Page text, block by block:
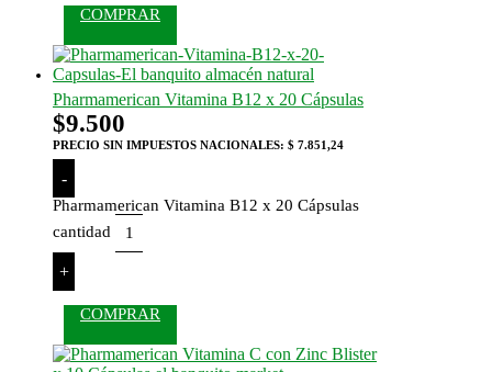
COMPRAR
Pharmamerican Vitamina B12 x 20 Cápsulas
$9.500
PRECIO SIN IMPUESTOS NACIONALES: $ 7.851,24
-
Pharmamerican Vitamina B12 x 20 Cápsulas
cantidad
+
COMPRAR